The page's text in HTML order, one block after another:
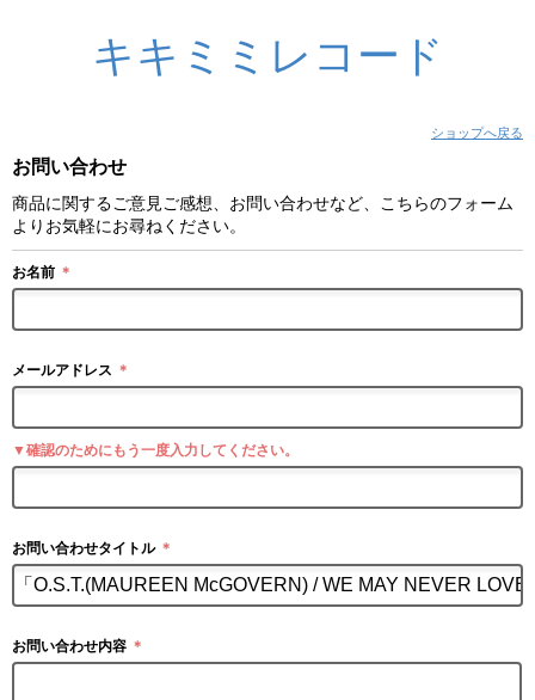
キキミミレコード
ショップへ戻る
お問い合わせ
商品に関するご意見ご感想、お問い合わせなど、こちらのフォーム
よりお気軽にお尋ねください。
お名前 ＊
メールアドレス ＊
▼確認のためにもう一度入力してください。
お問い合わせタイトル ＊
お問い合わせ内容 ＊